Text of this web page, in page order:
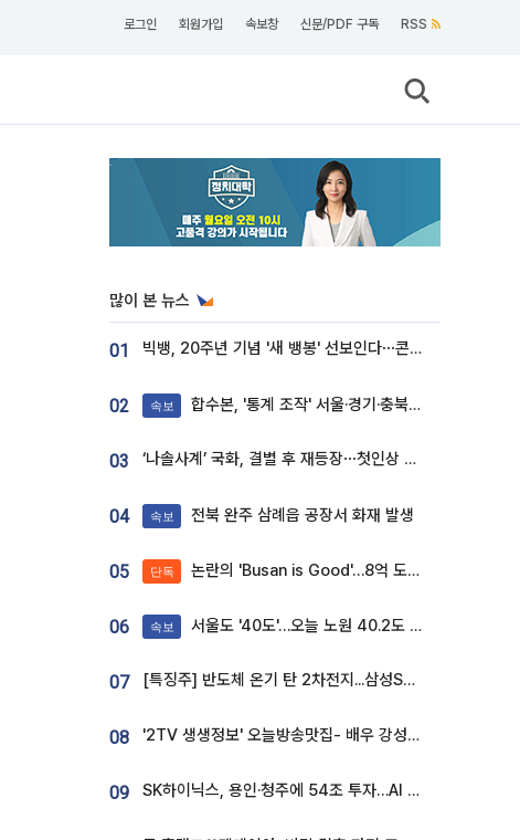
로그인 회원가입 속보창 신문/PDF 구독 RSS
많이 본 뉴스
01 빅뱅, 20주년 기념 '새 뱅봉' 선보인다⋯콘서트 앞두고 팝업 개최
02 속보 합수본, '통계 조작' 서울·경기·충북 선관위 등 추가 압수수색
03 ‘나솔사계’ 국화, 결별 후 재등장⋯첫인상 투표 휩쓸고 ‘인기녀’ 등극
04 속보 전북 완주 삼례읍 공장서 화재 발생
05 단독 논란의 'Busan is Good'…8억 도시브랜드, 용산 대통령실 CI 업체가 수행
06 속보 서울도 '40도'…오늘 노원 40.2도 기록
07 [특징주] 반도체 온기 탄 2차전지...삼성SDI, 장 초반 7% 넘게 껑충
08 '2TV 생생정보' 오늘방송맛집- 배우 강성진 단골! 쌀국수ㆍ푸팟퐁 커리 맛집 '블○○○'
09 SK하이닉스, 용인·청주에 54조 투자…AI 메모리 생산기지 키운다